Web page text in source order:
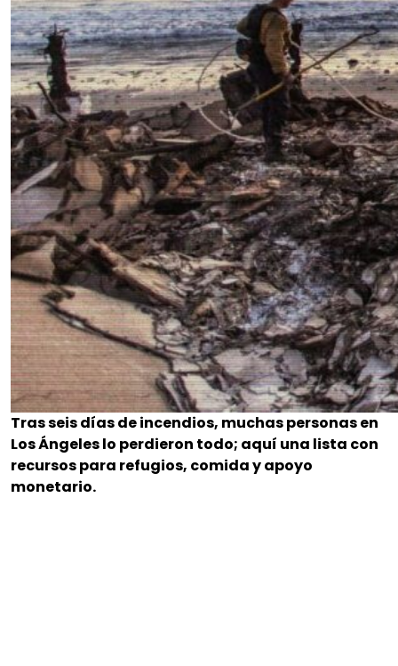
Tras seis días de incendios, muchas personas en
Los Ángeles lo perdieron todo; aquí una lista con
recursos para refugios, comida y apoyo
monetario.